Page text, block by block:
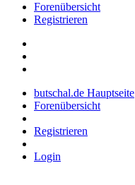
Forenübersicht
Registrieren
butschal.de Hauptseite
Forenübersicht
Registrieren
Login